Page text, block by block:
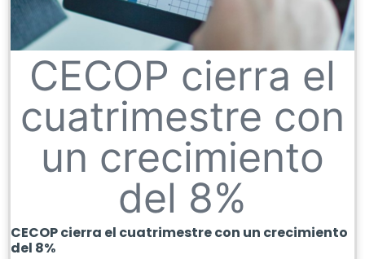
CECOP cierra el
cuatrimestre con
un crecimiento
del 8%
CECOP cierra el cuatrimestre con un crecimiento
del 8%